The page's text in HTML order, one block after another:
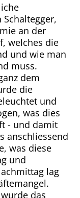
an der
welches die
und wie man
muss.
dem
die
und
was dies
- und damit
anschliessend
was diese
und
lag
das